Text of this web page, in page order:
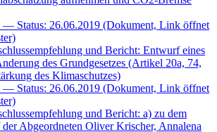
— Status: 26.06.2019 (Dokument, Link öffnet
und Bericht: Entwurf eines
des Grundgesetzes (Artikel 20a, 74,
des Klimaschutzes)
— Status: 26.06.2019 (Dokument, Link öffnet
und Bericht: a) zu dem
Abgeordneten Oliver Krischer, Annalena